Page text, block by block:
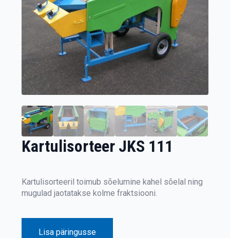
Kartulisorteer JKS 111
Kartulisorteeril toimub sõelumine kahel sõelal ning
mugulad jaotatakse kolme fraktsiooni.
Lisa päringusse